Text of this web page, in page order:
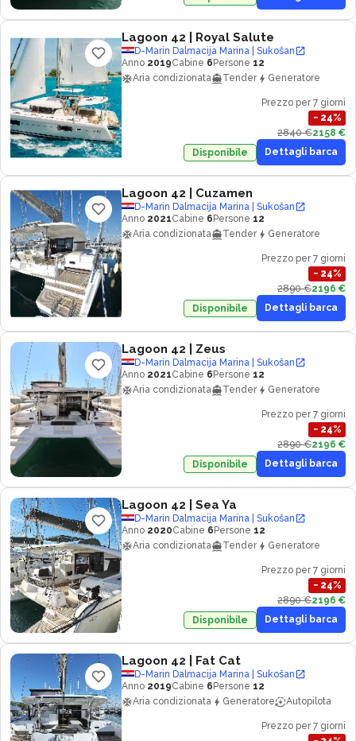
Lagoon 42 | Royal Salute
D-Marin Dalmacija Marina | Sukošan
Anno 2019Cabine 6 Persone 12
Aria condizionata
Tender Generatore
Prezzo per 7 giorni
− 24%
2840 €2158 €
Disponibile
Dettagli barca
Lagoon 42 | Cuzamen
D-Marin Dalmacija Marina | Sukošan
Anno 2021Cabine 6 Persone 12
Aria condizionata
Tender Generatore
Prezzo per 7 giorni
− 24%
2890 €2196 €
Disponibile
Dettagli barca
Lagoon 42 | Zeus
D-Marin Dalmacija Marina | Sukošan
Anno 2021Cabine 6 Persone 12
Aria condizionata
Tender Generatore
Prezzo per 7 giorni
− 24%
2890 €2196 €
Disponibile
Dettagli barca
Lagoon 42 | Sea Ya
D-Marin Dalmacija Marina | Sukošan
Anno 2020Cabine 6 Persone 12
Aria condizionata
Tender Generatore
Prezzo per 7 giorni
− 24%
2890 €2196 €
Disponibile
Dettagli barca
Lagoon 42 | Fat Cat
D-Marin Dalmacija Marina | Sukošan
Anno 2019Cabine 6 Persone 12
Aria condizionata
Generatore Autopilota
Prezzo per 7 giorni